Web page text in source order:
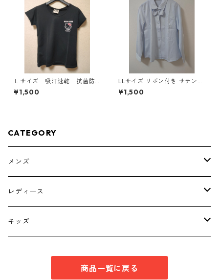
Ｌサイズ 吸汗速乾 抗菌防
臭・消臭 ハローキティ ド
ライメッシュＴシャツ ブラ
¥1,500
LLサイズ リボン付き サテン調
シャツブラウス サックス ◆KI
Y-1301◆
¥1,500
CATEGORY
メンズ
トップス
ボトムス
レディース
トップス
キッズ
商品一覧に戻る